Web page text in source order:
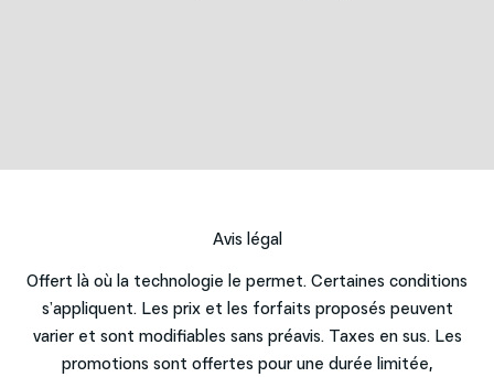
Avis légal
Offert là où la technologie le permet. Certaines conditions
s’appliquent. Les prix et les forfaits proposés peuvent
varier et sont modifiables sans préavis. Taxes en sus. Les
promotions sont offertes pour une durée limitée,
Forfait